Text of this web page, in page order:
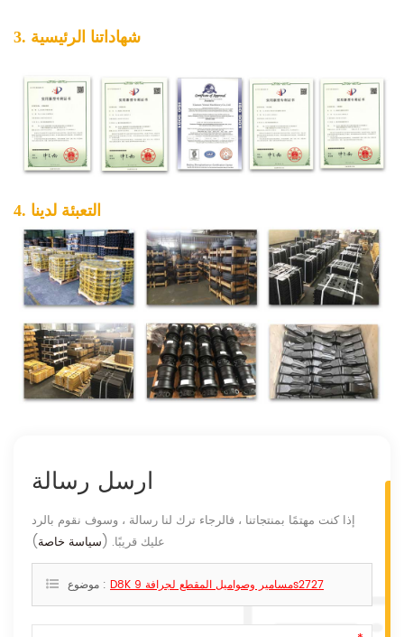
3. شهاداتنا الرئيسية
4. التعبئة لدينا
ارسل رسالة
إذا كنت مهتمًا بمنتجاتنا ، فالرجاء ترك لنا رسالة ، وسوف نقوم بالرد
عليك قريبًا. (سياسة خاصة)
موضوع : D8K مسامير وصواميل المقطع لجرافة 9s2727